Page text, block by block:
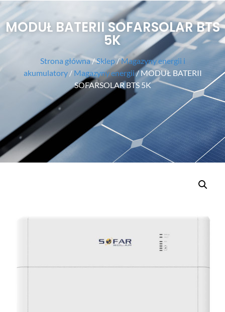
MODUŁ BATERII SOFARSOLAR BTS
5K
Strona główna/Sklep/Magazyny energii i
akumulatory/ Magazyny energii/ MODUŁ BATERII
SOFARSOLAR BTS 5K